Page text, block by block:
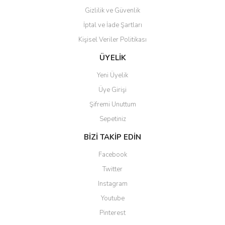
Gönder
Gizlilik ve Güvenlik
İptal ve İade Şartları
Kişisel Veriler Politikası
ÜYELİK
Yeni Üyelik
Üye Girişi
Şifremi Unuttum
Sepetiniz
BİZİ TAKİP EDİN
Facebook
Twitter
Instagram
Youtube
Pinterest